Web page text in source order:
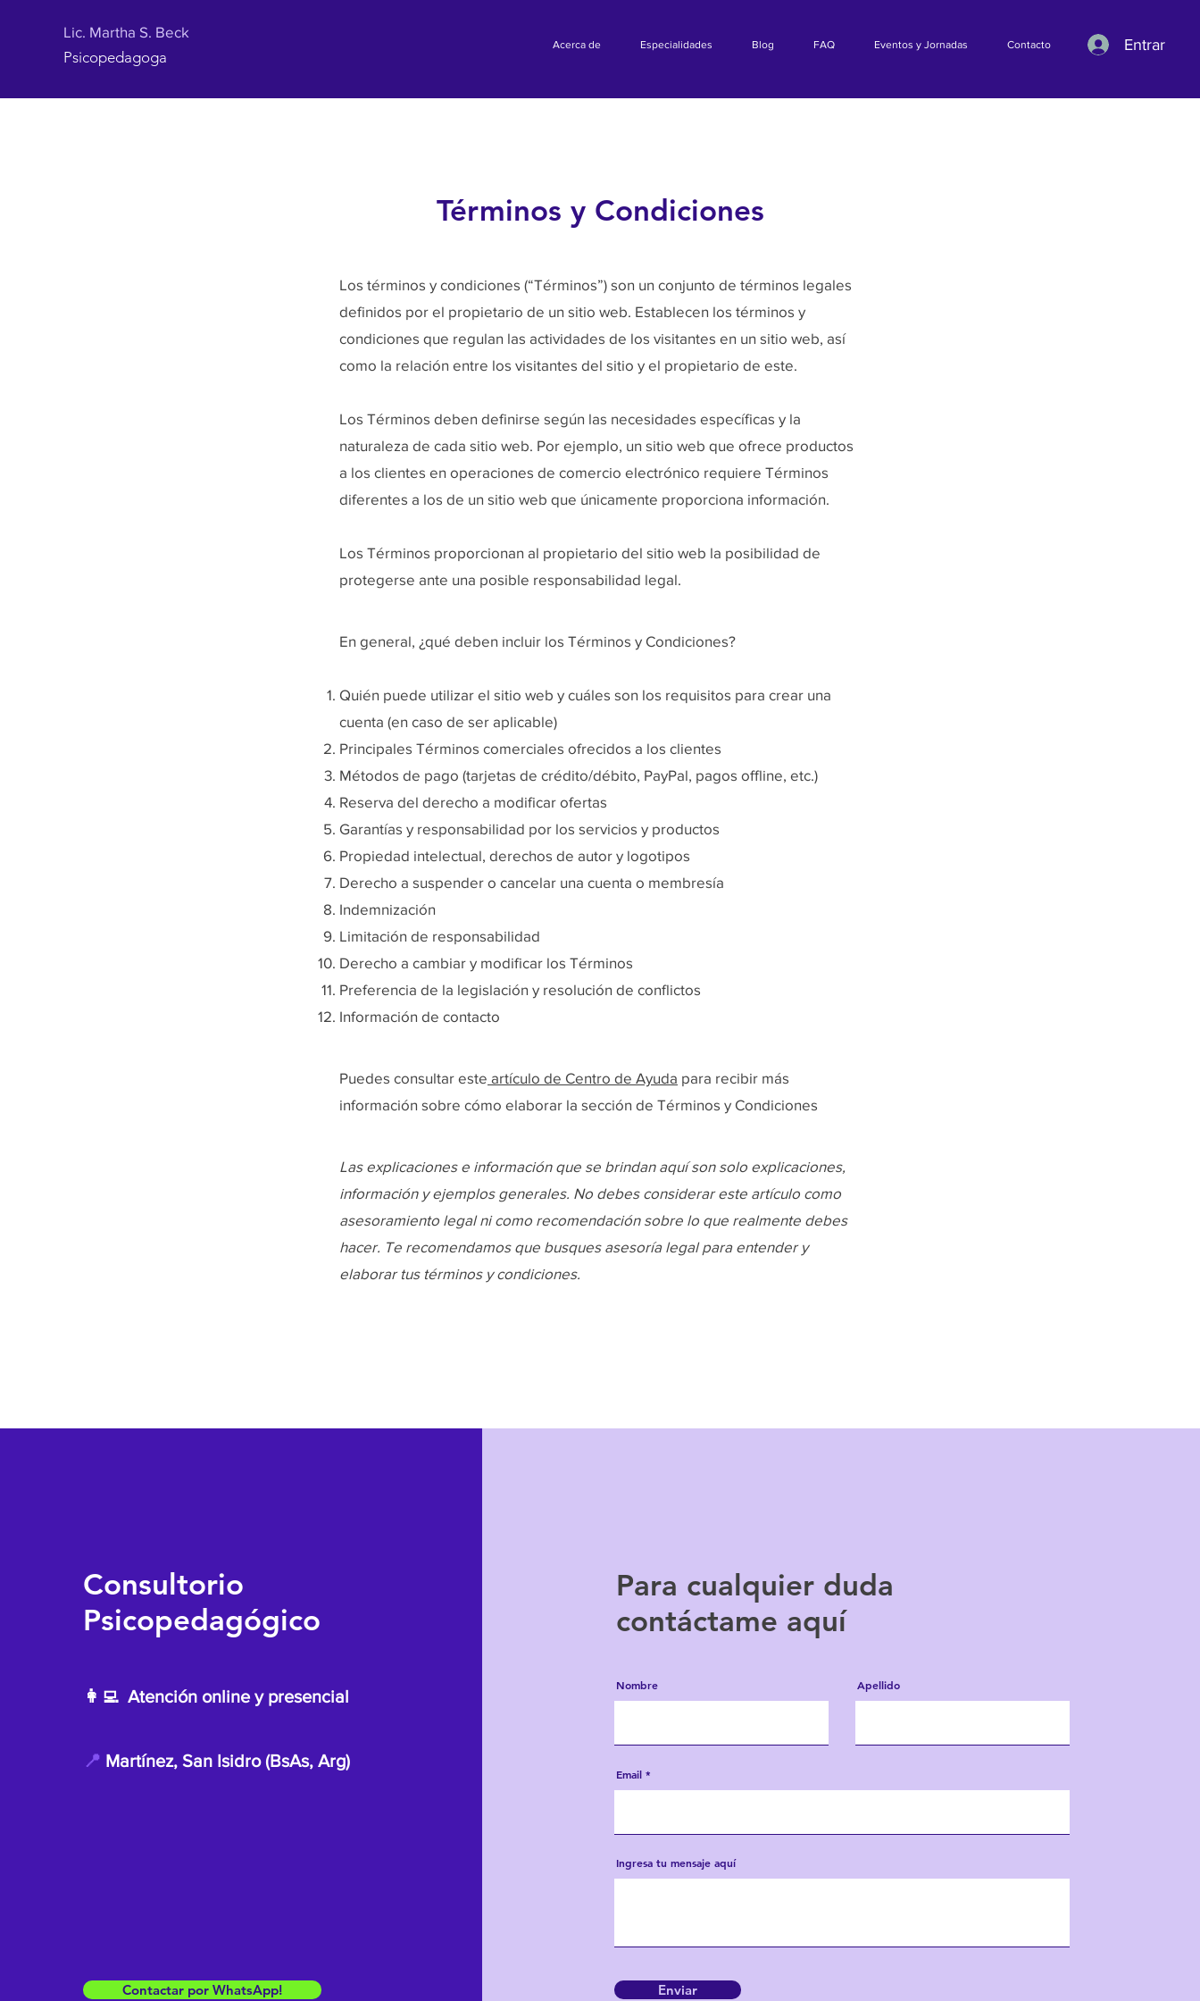
Lic. Martha S. Beck
Psicopedagoga
Acerca de Especialidades Blog FAQ Eventos y Jornadas Contacto Entrar
Términos y Condiciones
Los términos y condiciones (“Términos”) son un conjunto de términos legales
definidos por el propietario de un sitio web. Establecen los términos y
condiciones que regulan las actividades de los visitantes en un sitio web, así
como la relación entre los visitantes del sitio y el propietario de este.
Los Términos deben definirse según las necesidades específicas y la
naturaleza de cada sitio web. Por ejemplo, un sitio web que ofrece productos
a los clientes en operaciones de comercio electrónico requiere Términos
diferentes a los de un sitio web que únicamente proporciona información.
Los Términos proporcionan al propietario del sitio web la posibilidad de
protegerse ante una posible responsabilidad legal.
En general, ¿qué deben incluir los Términos y Condiciones?
Quién puede utilizar el sitio web y cuáles son los requisitos para crear una
cuenta (en caso de ser aplicable)
Principales Términos comerciales ofrecidos a los clientes
Métodos de pago (tarjetas de crédito/débito, PayPal, pagos offline, etc.)
Reserva del derecho a modificar ofertas
Garantías y responsabilidad por los servicios y productos
Propiedad intelectual, derechos de autor y logotipos
Derecho a suspender o cancelar una cuenta o membresía
Indemnización
Limitación de responsabilidad
Derecho a cambiar y modificar los Términos
Preferencia de la legislación y resolución de conflictos
Información de contacto
Puedes consultar este artículo de Centro de Ayuda para recibir más
información sobre cómo elaborar la sección de Términos y Condiciones
Las explicaciones e información que se brindan aquí son solo explicaciones,
información y ejemplos generales. No debes considerar este artículo como
asesoramiento legal ni como recomendación sobre lo que realmente debes
hacer. Te recomendamos que busques asesoría legal para entender y
elaborar tus términos y condiciones.
Consultorio
Psicopedagógico
👩‍💻 Atención online y presencial
📍 Martínez, San Isidro (BsAs, Arg)
Contactar por WhatsApp!
Para cualquier duda
contáctame aquí
Nombre Apellido
Email
Ingresa tu mensaje aquí
Enviar